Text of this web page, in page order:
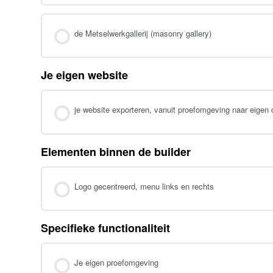
de Metselwerkgallerij (masonry gallery)
Je eigen website
je website exporteren, vanuit proefomgeving naar eigen
Elementen binnen de builder
Logo gecentreerd, menu links en rechts
Specifieke functionaliteit
Je eigen proefomgeving